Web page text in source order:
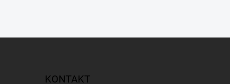
KONTAKT